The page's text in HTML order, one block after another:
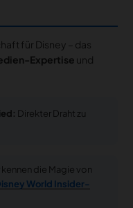
für Disney – das
Expertise und
Direkter Draht zu
kennen die Magie von
World Insider-